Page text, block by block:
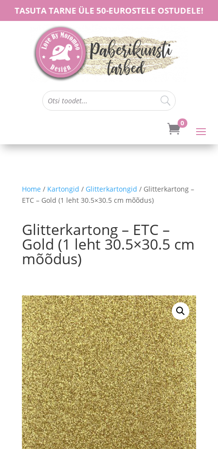
TASUTA TARNE ÜLE 50-EUROSTELE OSTUDELE!
0
Home / Kartongid / Glitterkartongid / Glitterkartong –
ETC – Gold (1 leht 30.5×30.5 cm mõõdus)
Glitterkartong – ETC –
Gold (1 leht 30.5×30.5 cm
mõõdus)